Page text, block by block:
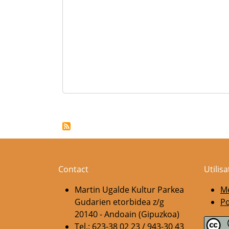
Contact
Martin Ugalde Kultur Parkea
Gudarien etorbidea z/g
20140 - Andoain (Gipuzkoa)
Tel.: 623-38 02 23 / 943-30 43